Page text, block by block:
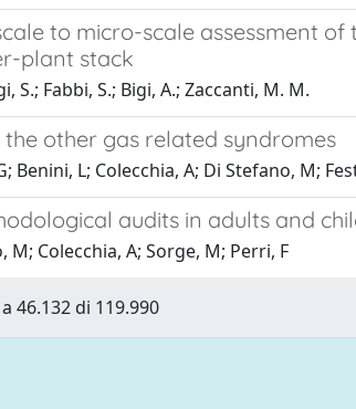
to micro-scale assessment
plant stack
S.; Fabbi, S.; Bigi, A.; Zaccanti, M. M.
other gas related syndromes
Benini, L; Colecchia, A; Di Stefano, M;
audits in adults and
M; Colecchia, A; Sorge, M; Perri, F
46.132 di 119.990